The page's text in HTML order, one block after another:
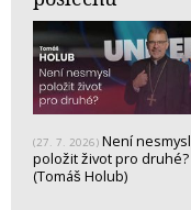
(27. 7. 2026) Není nesmysl
položit život pro druhé?
(Tomáš Holub)